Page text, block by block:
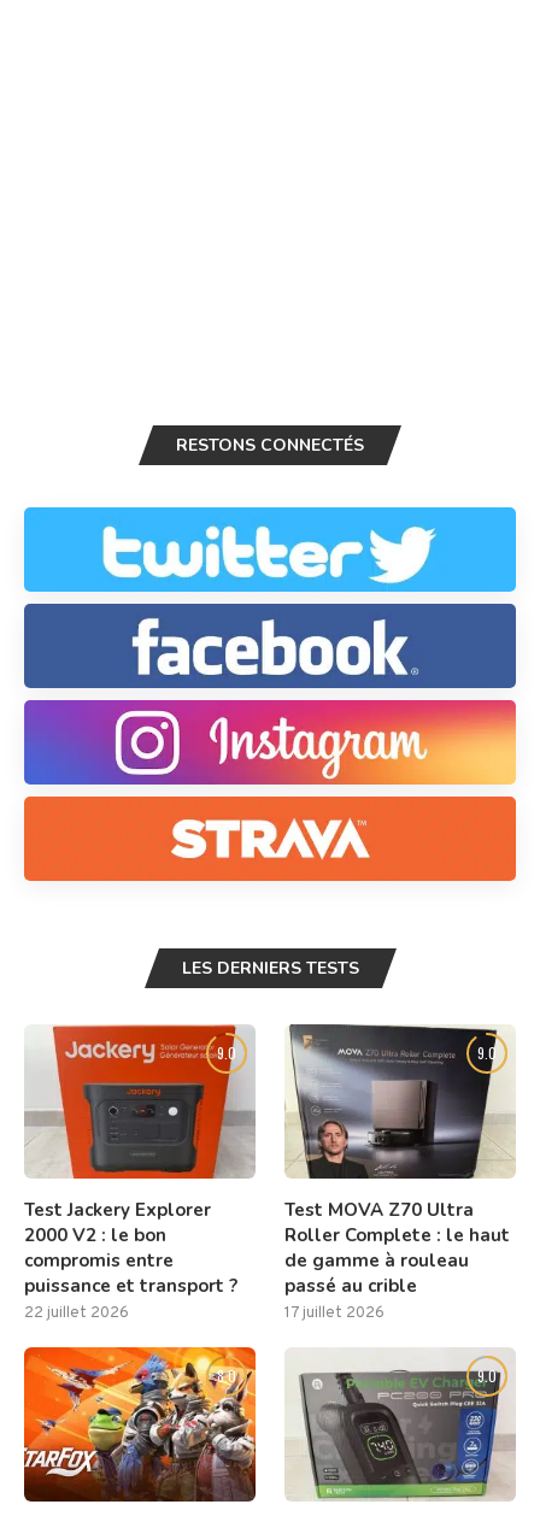
RESTONS CONNECTÉS
LES DERNIERS TESTS
9.0
Test Jackery Explorer
2000 V2 : le bon
compromis entre
puissance et transport ?
22 juillet 2026
9.0
Test MOVA Z70 Ultra
Roller Complete : le haut
de gamme à rouleau
passé au crible
17 juillet 2026
8.0 9.0